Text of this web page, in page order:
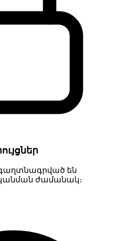
գաղտնագրված են
ժամանակ։